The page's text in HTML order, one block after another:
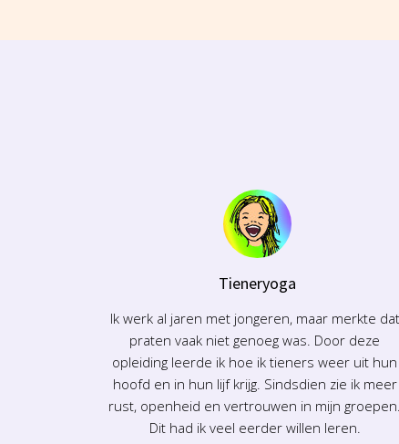
Tieneryoga
Ik werk al jaren met jongeren, maar merkte dat
praten vaak niet genoeg was. Door deze
opleiding leerde ik hoe ik tieners weer uit hun
hoofd en in hun lijf krijg. Sindsdien zie ik meer
rust, openheid en vertrouwen in mijn groepen.
Dit had ik veel eerder willen leren.